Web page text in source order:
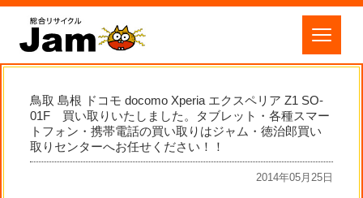
鳥取 島根 ドコモ docomo Xperia エクスペリア Z1 SO-
01F 買い取りいたしました。タブレット・各種スマー
トフォン・携帯電話の買い取りはジャム・徳治郎買い
取りセンターへお任せください！！
2014年05月25日